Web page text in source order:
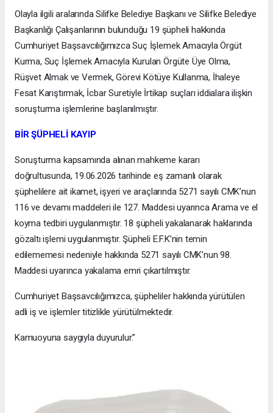
Olayla ilgili aralarında Silifke Belediye Başkanı ve Silifke Belediye
Başkanlığı Çalışanlarının bulunduğu 19 şüpheli hakkında
Cumhuriyet Başsavcılığımızca Suç İşlemek Amacıyla Örgüt
Kurma, Suç İşlemek Amacıyla Kurulan Örgüte Üye Olma,
Rüşvet Almak ve Vermek, Görevi Kötüye Kullanma, İhaleye
Fesat Karıştırmak, İcbar Suretiyle İrtikap suçları iddialara ilişkin
soruşturma işlemlerine başlanılmıştır.
BİR ŞÜPHELİ KAYIP
Soruşturma kapsamında alınan mahkeme kararı
doğrultusunda, 19.06.2026 tarihinde eş zamanlı olarak
şüphelilere ait ikamet, işyeri ve araçlarında 5271 sayılı CMK’nun
116 ve devamı maddeleri ile 127. Maddesi uyarınca Arama ve el
koyma tedbiri uygulanmıştır. 18 şüpheli yakalanarak haklarında
gözaltı işlemi uygulanmıştır. Şüpheli E.F.K’nin temin
edilememesi nedeniyle hakkında 5271 sayılı CMK’nun 98.
Maddesi uyarınca yakalama emri çıkartılmıştır.
Cumhuriyet Başsavcılığımızca, şüpheliler hakkında yürütülen
adli iş ve işlemler titizlikle yürütülmektedir.
Kamuoyuna saygıyla duyurulur.”